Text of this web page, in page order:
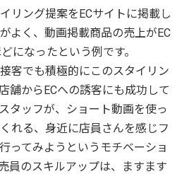
リング提案をECサイトに掲載し
よく、動画掲載商品の売上がEC
になったという例です。
客でも積極的にこのスタイリン
舗からECへの誘客にも成功して
タッフが、ショート動画を使っ
れる、身近に店員さんを感じフ
ってみようというモチベーショ
員のスキルアップは、ますます